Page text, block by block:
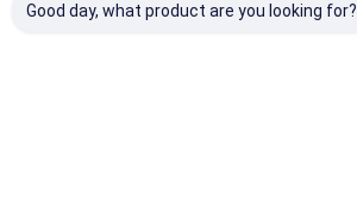
Good day, what product are you looking for?